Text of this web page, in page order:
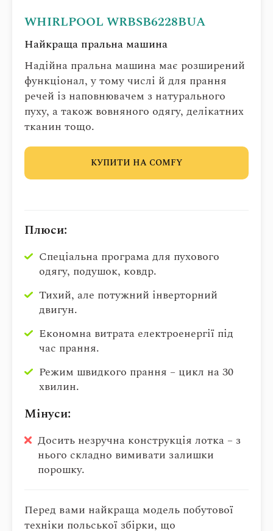
WHIRLPOOL WRBSB6228BUA
Найкраща пральна машина
Надійна пральна машина має розширений
функціонал, у тому числі й для прання
речей із наповнювачем з натурального
пуху, а також вовняного одягу, делікатних
тканин тощо.
КУПИТИ НА COMFY
Плюси:
Спеціальна програма для пухового
одягу, подушок, ковдр.
Тихий, але потужний інверторний
двигун.
Економна витрата електроенергії під
час прання.
Режим швидкого прання – цикл на 30
хвилин.
Мінуси:
Досить незручна конструкція лотка – з
нього складно вимивати залишки
порошку.
Перед вами найкраща модель побутової
техніки польської збірки, що